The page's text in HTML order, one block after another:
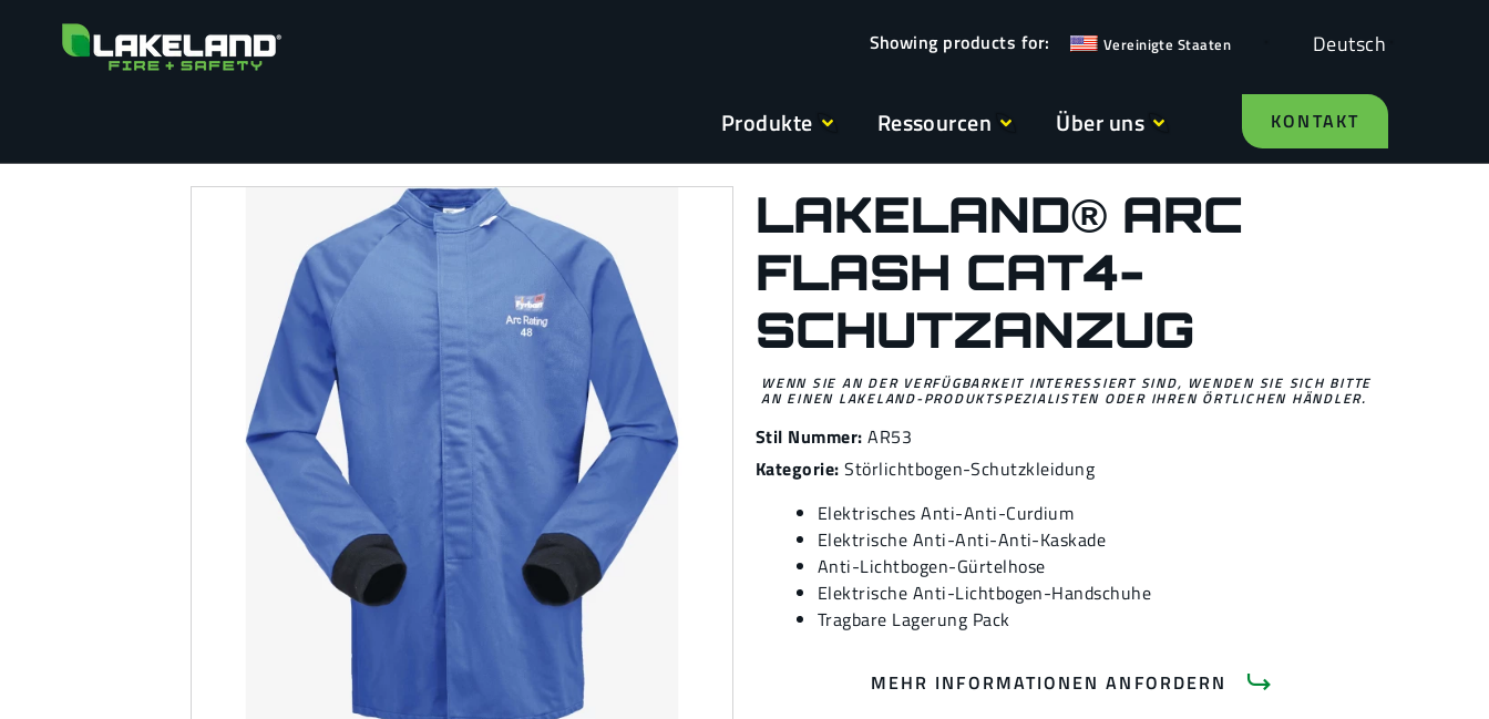
Vereinigte Staaten Deutsch
Produkte Ressourcen Über uns KONTAKT
LAKELAND® ARC
FLASH CAT4-
SCHUTZANZUG
WENN SIE AN DER VERFÜGBARKEIT INTERESSIERT SIND, WENDEN SIE SICH BITTE
AN EINEN LAKELAND-PRODUKTSPEZIALISTEN ODER IHREN ÖRTLICHEN HÄNDLER.
Stil Nummer: AR53
Kategorie: Störlichtbogen-Schutzkleidung
Elektrisches Anti-Anti-Curdium
Elektrische Anti-Anti-Anti-Kaskade
Anti-Lichtbogen-Gürtelhose
Elektrische Anti-Lichtbogen-Handschuhe
Tragbare Lagerung Pack
MEHR INFORMATIONEN ANFORDERN